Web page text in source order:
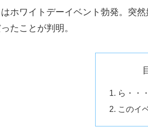
ホワイトデーイベント勃発。突
たことが判明。
ら・・
このイ